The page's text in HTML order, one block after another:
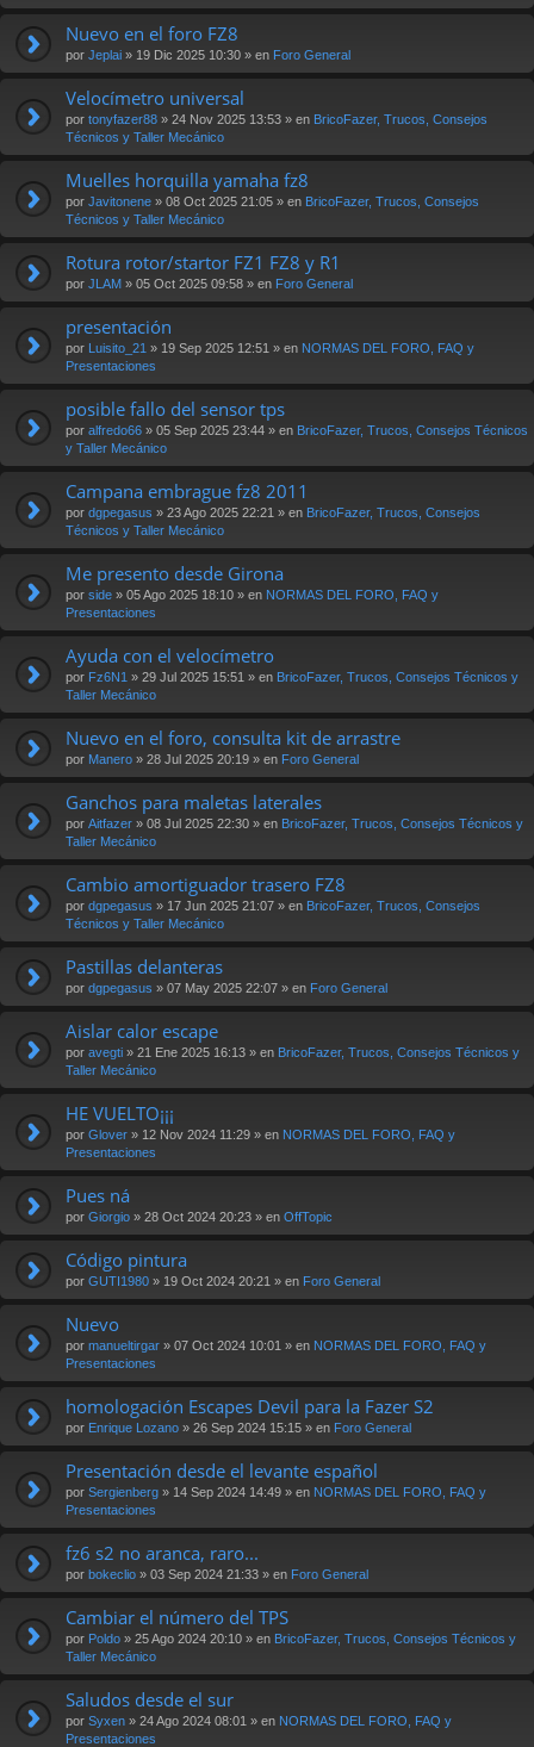
Nuevo en el foro FZ8
por Jeplai » 19 Dic 2025 10:30 » en Foro General
Velocímetro universal
por tonyfazer88 » 24 Nov 2025 13:53 » en BricoFazer, Trucos, Consejos
Técnicos y Taller Mecánico
Muelles horquilla yamaha fz8
por Javitonene » 08 Oct 2025 21:05 » en BricoFazer, Trucos, Consejos
Técnicos y Taller Mecánico
Rotura rotor/startor FZ1 FZ8 y R1
por JLAM » 05 Oct 2025 09:58 » en Foro General
presentación
por Luisito_21 » 19 Sep 2025 12:51 » en NORMAS DEL FORO, FAQ y
Presentaciones
posible fallo del sensor tps
por alfredo66 » 05 Sep 2025 23:44 » en BricoFazer, Trucos, Consejos Técnicos
y Taller Mecánico
Campana embrague fz8 2011
por dgpegasus » 23 Ago 2025 22:21 » en BricoFazer, Trucos, Consejos
Técnicos y Taller Mecánico
Me presento desde Girona
por side » 05 Ago 2025 18:10 » en NORMAS DEL FORO, FAQ y
Presentaciones
Ayuda con el velocímetro
por Fz6N1 » 29 Jul 2025 15:51 » en BricoFazer, Trucos, Consejos Técnicos y
Taller Mecánico
Nuevo en el foro, consulta kit de arrastre
por Manero » 28 Jul 2025 20:19 » en Foro General
Ganchos para maletas laterales
por Aitfazer » 08 Jul 2025 22:30 » en BricoFazer, Trucos, Consejos Técnicos y
Taller Mecánico
Cambio amortiguador trasero FZ8
por dgpegasus » 17 Jun 2025 21:07 » en BricoFazer, Trucos, Consejos
Técnicos y Taller Mecánico
Pastillas delanteras
por dgpegasus » 07 May 2025 22:07 » en Foro General
Aislar calor escape
por avegti » 21 Ene 2025 16:13 » en BricoFazer, Trucos, Consejos Técnicos y
Taller Mecánico
HE VUELTO¡¡¡
por Glover » 12 Nov 2024 11:29 » en NORMAS DEL FORO, FAQ y
Presentaciones
Pues ná
por Giorgio » 28 Oct 2024 20:23 » en OffTopic
Código pintura
por GUTI1980 » 19 Oct 2024 20:21 » en Foro General
Nuevo
por manueltirgar » 07 Oct 2024 10:01 » en NORMAS DEL FORO, FAQ y
Presentaciones
homologación Escapes Devil para la Fazer S2
por Enrique Lozano » 26 Sep 2024 15:15 » en Foro General
Presentación desde el levante español
por Sergienberg » 14 Sep 2024 14:49 » en NORMAS DEL FORO, FAQ y
Presentaciones
fz6 s2 no aranca, raro...
por bokeclio » 03 Sep 2024 21:33 » en Foro General
Cambiar el número del TPS
por Poldo » 25 Ago 2024 20:10 » en BricoFazer, Trucos, Consejos Técnicos y
Taller Mecánico
Saludos desde el sur
por Syxen » 24 Ago 2024 08:01 » en NORMAS DEL FORO, FAQ y
Presentaciones